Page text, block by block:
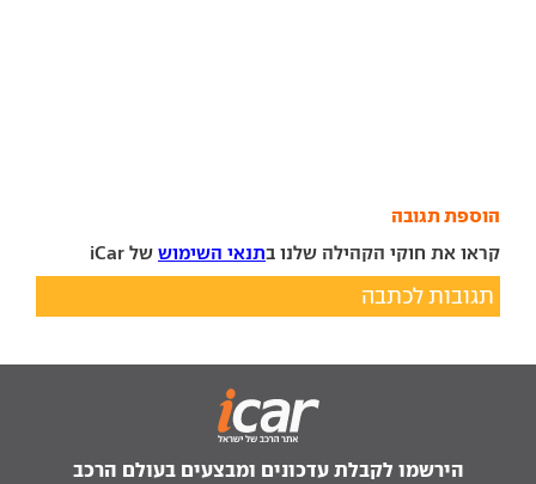
הוספת תגובה
קראו את חוקי הקהילה שלנו בתנאי השימוש של iCar
תגובות לכתבה
הירשמו לקבלת עדכונים ומבצעים בעולם הרכב